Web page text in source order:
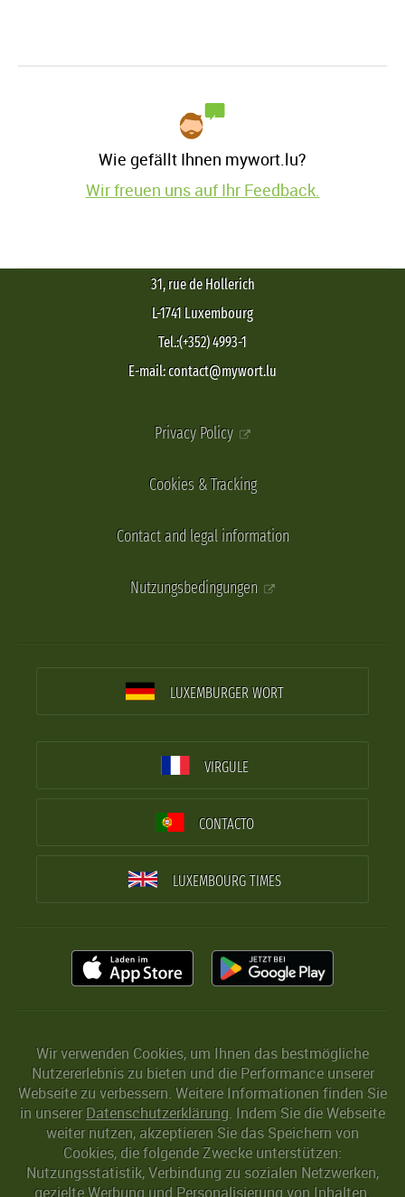
Wie gefällt Ihnen mywort.lu?
Wir freuen uns auf Ihr Feedback.
31, rue de Hollerich
L-1741 Luxembourg
Tel.:(+352) 4993-1
E-mail: contact@mywort.lu
Privacy Policy
Cookies & Tracking
Contact and legal information
Nutzungsbedingungen
LUXEMBURGER WORT
VIRGULE
CONTACTO
LUXEMBOURG TIMES
Wir verwenden Cookies, um Ihnen das bestmögliche
Nutzererlebnis zu bieten und die Performance unserer
Webseite zu verbessern. Weitere Informationen finden Sie
in unserer Datenschutzerklärung. Indem Sie die Webseite
weiter nutzen, akzeptieren Sie das Speichern von
Cookies, die folgende Zwecke unterstützen:
Nutzungsstatistik, Verbindung zu sozialen Netzwerken,
gezielte Werbung und Personalisierung von Inhalten.